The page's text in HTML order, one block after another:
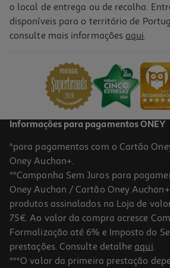
Micro-Ondas Digital Qilive Q.6427 Preto 25l
94,99 €
4.5
Tampa Retrátil Para Micro-Ondas
o local de entrega ou de recolha.
disponíveis para o território de
consulte mais informações aqui.
Informações para pagamentos ONEY
*para pagamentos com o Cartão
Oney Auchan+.
**Campanha Sem Juros para
Oney Auchan / Cartão Oney
produtos assinalados na Loja de
75€. Ao valor da compra acresce
Formalização até 6% e Imposto do
prestações. Consulte detalhe aqui.
***O valor da primeira prestação